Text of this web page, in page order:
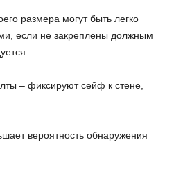
размера могут быть легко
если не закреплены должным
– фиксируют сейф к стене,
вероятность обнаружения